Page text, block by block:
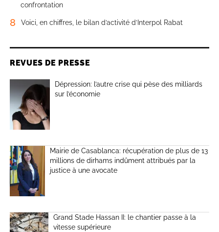
confrontation
8 Voici, en chiffres, le bilan d’activité d’Interpol Rabat
REVUES DE PRESSE
Dépression: l’autre crise qui pèse des milliards
sur l’économie
Mairie de Casablanca: récupération de plus de 13
millions de dirhams indûment attribués par la
justice à une avocate
Grand Stade Hassan II: le chantier passe à la
vitesse supérieure